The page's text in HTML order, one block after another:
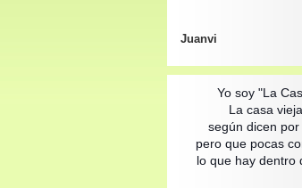
Juanvi
Yo soy "La
La casa vieja
según dicen por
pero que pocas
lo que hay dentro